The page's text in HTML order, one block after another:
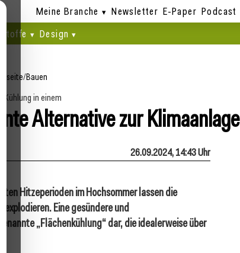
Meine Branche Newsletter E-Paper Podcast
Design
/Bauen
Kühlung in einem
Alternative zur Klimaanlage
26.09.2024, 14:43 Uhr
Hitzeperioden im Hochsommer lassen die
Eine gesündere und
„Flächenkühlung“ dar, die idealerweise über